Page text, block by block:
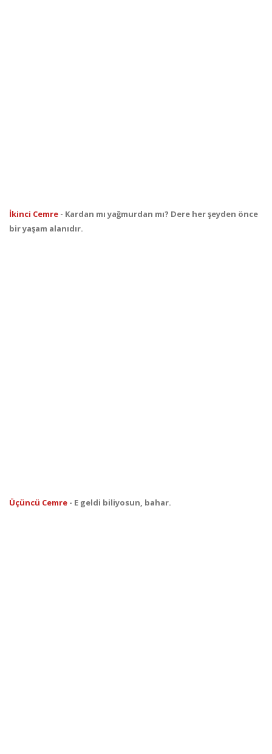
İkinci Cemre - Kardan mı yağmurdan mı? Dere her şeyden önce
bir yaşam alanıdır.
Üçüncü Cemre - E geldi biliyosun, bahar.